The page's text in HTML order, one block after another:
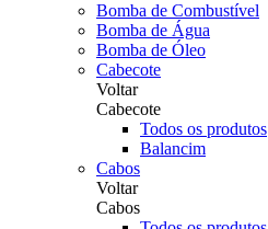
Bomba de Combustível
Bomba de Água
Bomba de Óleo
Cabecote
Voltar
Cabecote
Todos os produtos
Balancim
Cabos
Voltar
Cabos